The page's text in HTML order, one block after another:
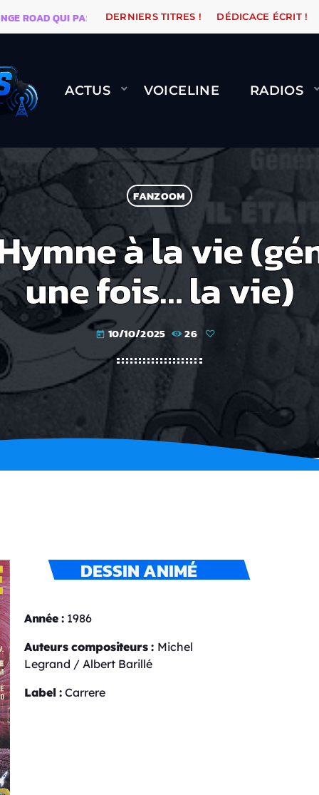
QUI PASSE, ÇA LE FAIT ! NAMI BERNARD
DERNIERS TITRES ! DÉDICACE ÉCRIT !
ACTUS VOICELINE RADIOS
FANZOOM
à la vie
une fois… la vie)
today 10/10/2025 26
DESSIN ANIMÉ
Année : 1986
Auteurs compositeurs : Michel
Legrand / Albert Barillé
Label :Carrere